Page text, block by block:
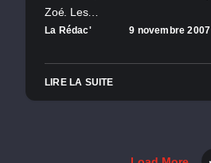
Zoé. Les…
La Rédac' 9 novembre 2007
LIRE LA SUITE